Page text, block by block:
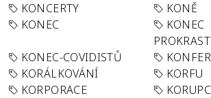
KONCERTY
KONĚ
KONEC
KONEC
KONEC-COVIDISTŮ
KORÁLKOVÁNÍ
KORFU
KORPORACE